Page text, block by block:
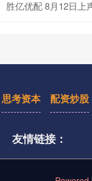
胜亿优配 8月12日上
思考资本 配资炒股
友情链接：